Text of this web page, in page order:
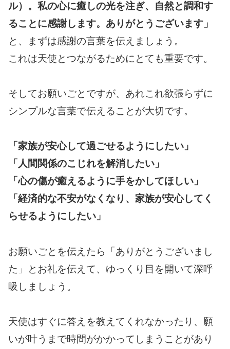
ル）。私の心に癒しの光を注ぎ、自然と調和す
ることに感謝します。ありがとうございます」
と、まずは感謝の言葉を伝えましょう。
これは天使とつながるためにとても重要です。
そしてお願いごとですが、あれこれ欲張らずに
シンプルな言葉で伝えることが大切です。
「家族が安心して過ごせるようにしたい」
「人間関係のこじれを解消したい」
「心の傷が癒えるように手をかしてほしい」
「経済的な不安がなくなり、家族が安心してく
らせるようにしたい」
お願いごとを伝えたら「ありがとうございまし
た」とお礼を伝えて、ゆっくり目を開いて深呼
吸しましょう。
天使はすぐに答えを教えてくれなかったり、願
いが叶うまで時間がかかってしまうことがあり